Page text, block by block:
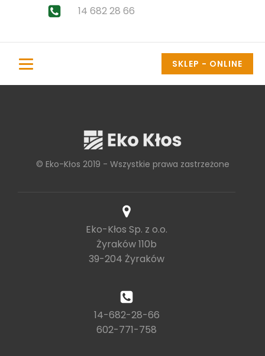
14 682 28 66
SKLEP - ONLINE
© Eko-Kłos 2019 - Wszystkie prawa zastrzeżone
Eko-Kłos Sp. z o.o.
Żyraków 110b
39-204 Żyraków
14-682-28-66
602-771-758